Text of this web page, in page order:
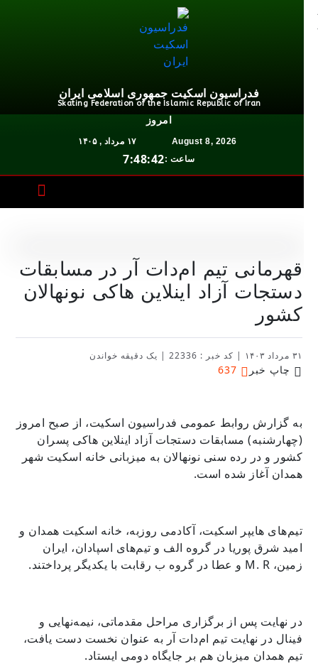
فدراسیون اسکیت جمهوری اسلامی ایران
Skating Federation of the Islamic Republic of Iran
امروز
August 8, 2026
ساعت :7:48:42
قهرمانی تیم ام‌دات آر در مسابقات
دستجات آزاد اینلاین هاکی نونهالان
کشور
|کد خبر : 22336 |یک دقیقه خواندن
چاپ خبر 637
به گزارش روابط عمومی فدراسیون اسکیت، از صبح امروز
(چهارشنبه) مسابقات دستجات آزاد اینلاین هاکی پسران
کشور و در رده سنی نونهالان به میزبانی خانه اسکیت شهر
همدان آغاز شده است.
تیم‌های هایپر اسکیت، آکادمی روزبه، خانه اسکیت همدان و
امید شرق پوریا در گروه الف و تیم‌های اسپادان، ایران
زمین، M. R و عطا در گروه ب رقابت با یکدیگر پرداختند.
در نهایت پس از برگزاری مراحل مقدماتی، نیمه‌نهایی و
فینال در نهایت تیم ام‌دات آر به عنوان نخست دست یافت،
تیم همدان میزبان هم بر جایگاه دومی ایستاد.